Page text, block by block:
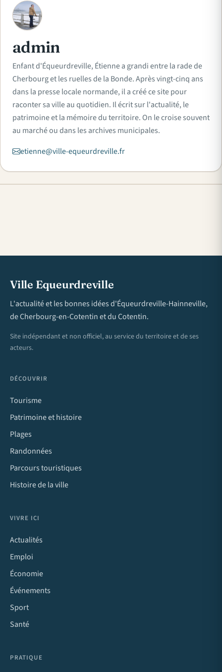
A
admin
Enfant d'Équeurdreville, Étienne a grandi entre la rade de
Cherbourg et les ruelles de la Bonde. Après vingt-cinq ans
dans la presse locale normande, il a créé ce site pour
raconter sa ville au quotidien. Il écrit sur l'actualité, le
patrimoine et la mémoire du territoire. On le croise souvent
au marché ou dans les archives municipales.
etienne@ville-equeurdreville.fr
Ville Equeurdreville
L'actualité et les bonnes idées d'Équeurdreville-Hainneville,
de Cherbourg-en-Cotentin et du Cotentin.
Site indépendant et non officiel, au service du territoire et de ses
acteurs.
DÉCOUVRIR
Tourisme
Patrimoine et histoire
Plages
Randonnées
Parcours touristiques
Histoire de la ville
VIVRE ICI
Actualités
Emploi
Économie
Événements
Sport
Santé
PRATIQUE